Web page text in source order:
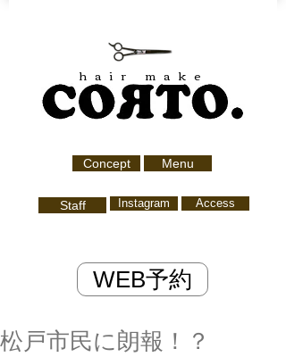
hair make
Concept Menu
Staff Instagram Access
WEB予約
松戸市民に朗報！？